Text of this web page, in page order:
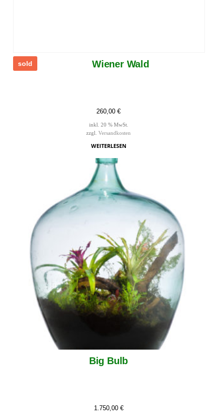
sold Wiener Wald
260,00 €
inkl. 20 % MwSt.
zzgl. Versandkosten
WEITERLESEN
Big Bulb
1.750,00 €